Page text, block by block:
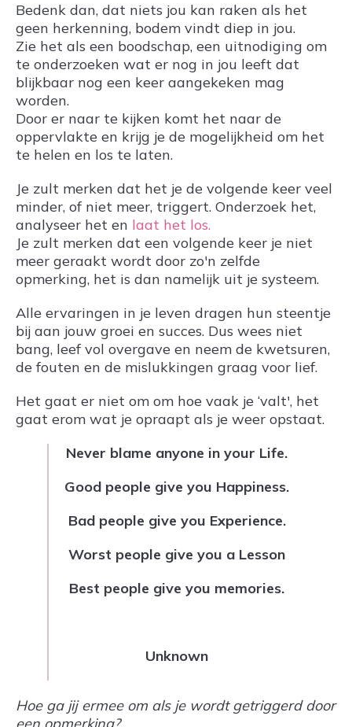
Bedenk dan, dat niets jou kan raken als het
geen herkenning, bodem vindt diep in jou.
Zie het als een boodschap, een uitnodiging om
te onderzoeken wat er nog in jou leeft dat
blijkbaar nog een keer aangekeken mag
worden.
Door er naar te kijken komt het naar de
oppervlakte en krijg je de mogelijkheid om het
te helen en los te laten.
Je zult merken dat het je de volgende keer veel
minder, of niet meer, triggert. Onderzoek het,
analyseer het en laat het los.
Je zult merken dat een volgende keer je niet
meer geraakt wordt door zo'n zelfde
opmerking, het is dan namelijk uit je systeem.
Alle ervaringen in je leven dragen hun steentje
bij aan jouw groei en succes. Dus wees niet
bang, leef vol overgave en neem de kwetsuren,
de fouten en de mislukkingen graag voor lief.
Het gaat er niet om om hoe vaak je ‘valt', het
gaat erom wat je opraapt als je weer opstaat.
Never blame anyone in your Life.
Good people give you Happiness.
Bad people give you Experience.
Worst people give you a Lesson
Best people give you memories.
Unknown
Hoe ga jij ermee om als je wordt getriggerd door